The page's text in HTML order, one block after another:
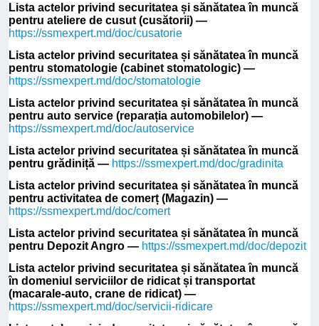
Lista actelor privind securitatea și sănătatea în muncă
pentru ateliere de cusut (cusătorii) —
https://ssmexpert.md/doc/cusatorie
Lista actelor privind securitatea și sănătatea în muncă
pentru stomatologie (cabinet stomatologic) —
https://ssmexpert.md/doc/stomatologie
Lista actelor privind securitatea și sănătatea în muncă
pentru auto service (reparația automobilelor) —
https://ssmexpert.md/doc/autoservice
Lista actelor privind securitatea și sănătatea în muncă
pentru grădiniță — https://ssmexpert.md/doc/gradinita
Lista actelor privind securitatea și sănătatea în muncă
pentru activitatea de comerț (Magazin) —
https://ssmexpert.md/doc/comert
Lista actelor privind securitatea și sănătatea în muncă
pentru Depozit Angro — https://ssmexpert.md/doc/depozit
Lista actelor privind securitatea și sănătatea în muncă
în domeniul serviciilor de ridicat și transportat
(macarale-auto, crane de ridicat) —
https://ssmexpert.md/doc/servicii-ridicare